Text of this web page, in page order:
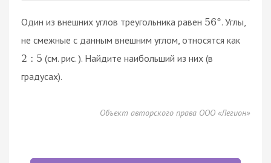
Один из внешних углов треугольника равен 56°. Углы,
не смежные с данным внешним углом, относятся как
2 : 5 (см. рис. ). Найдите наибольший из них (в
градусах).
Объект авторского права ООО «Легион»